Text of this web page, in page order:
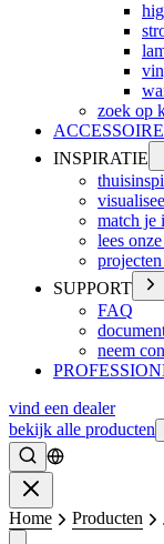
zoek op
INSPIRATIE
match je
lees
SUPPORT
FAQ
neem
vind een dealer
bekijk alle producten
Zoeken
Home Producten